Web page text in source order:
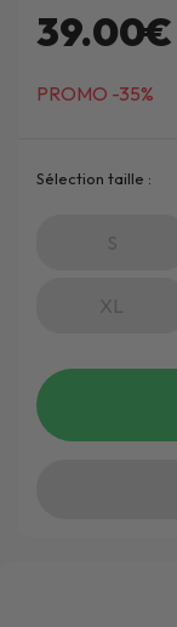
39.00€
PROMO -35%
Sélection taille :
S
XL